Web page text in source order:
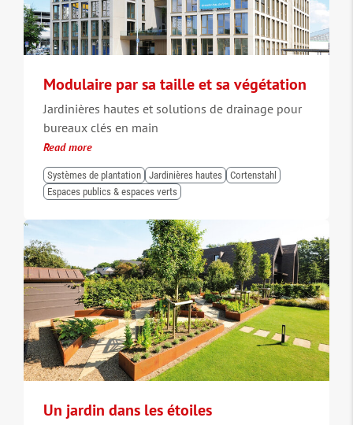
Modulaire par sa taille et sa végétation
Jardinières hautes et solutions de drainage pour
bureaux clés en main
Read more
Systèmes de plantation Jardinières hautes
Cortenstahl
Espaces publics & espaces verts
Un jardin dans les étoiles